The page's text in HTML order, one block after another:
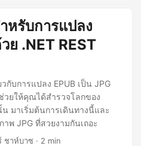
รับการแปลง
ย .NET REST
กับการแปลง EPUB เป็น JPG
วยให้คุณได้สำรวจโลกของ
มาเริ่มต้นการเดินทางนี้และ
าพ JPG ที่สวยงามกันเถอะ
ชาห์บาซ · 2 min